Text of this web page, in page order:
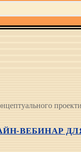
ВЕБИНАР